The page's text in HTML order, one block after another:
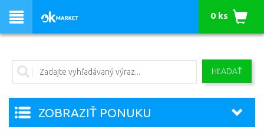
HĽADAŤ
0 ks
ZOBRAZIŤ PONUKU